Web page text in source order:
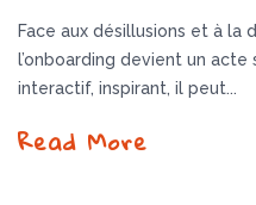
Face aux désillusions et à la
l’onboarding devient un
interactif, inspirant, il peut...
Read More